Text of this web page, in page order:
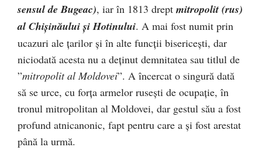
sensul de Bugeac), iar în 1813 drept mitropolit (rus)
al Chișinăului și Hotinului. A mai fost numit prin
ucazuri ale țarilor și în alte funcții bisericești, dar
niciodată acesta nu a deținut demnitatea sau titlul de
”mitropolit al Moldovei”. A încercat o singură dată
să se urce, cu forța armelor rusești de ocupație, în
tronul mitropolitan al Moldovei, dar gestul său a fost
profund atnicanonic, fapt pentru care a și fost arestat
până la urmă.